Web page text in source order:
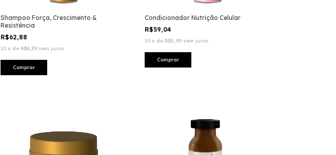
Shampoo Força, Crescimento &
Resistência
R$62,88
10 x de R$6,29 sem juros
Condicionador Nutrição Celular
R$59,04
10 x de R$5,90 sem juros